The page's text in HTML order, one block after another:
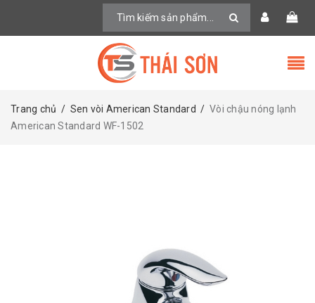
Trang chủ / Sen vòi American Standard / Vòi chậu nóng lạnh
American Standard WF-1502